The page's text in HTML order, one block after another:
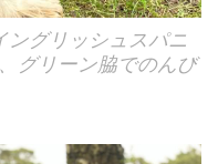
ングリッシュスパニ
グリーン脇でのんび